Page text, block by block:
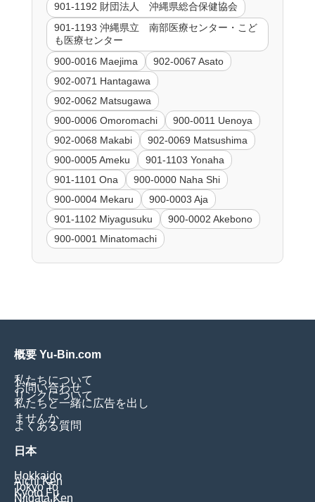
901-1192 財団法人 沖縄県総合保健協会
901-1193 沖縄県立 南部医療センター・こど
も医療センター
900-0016 Maejima
902-0067 Asato
902-0071 Hantagawa
902-0062 Matsugawa
900-0006 Omoromachi
900-0011 Uenoya
902-0068 Makabi
902-0069 Matsushima
900-0005 Ameku
901-1103 Yonaha
901-1101 Ona
900-0000 Naha Shi
900-0004 Mekaru
900-0003 Aja
901-1102 Miyagusuku
900-0002 Akebono
900-0001 Minatomachi
概要 Yu-Bin.com
私たちについて
お問い合わせ
リンクについて
私たちと一緒に広告を出し
ませんか
よくある質問
日本
Hokkaido
Aichi Ken
Tokyo To
Kyoto Fu
Niigata Ken